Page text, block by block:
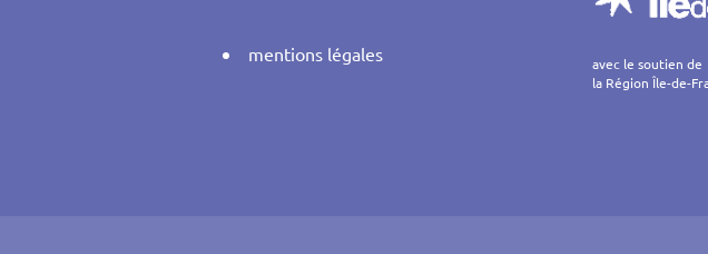
mentions légales
avec le soutien de
la Région Île-de-